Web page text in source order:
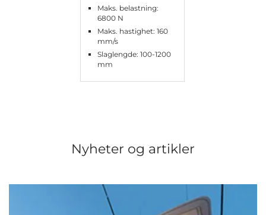
Maks. belastning:
6800 N
Maks. hastighet: 160
mm/s
Slaglengde: 100-1200
mm
Nyheter og artikler